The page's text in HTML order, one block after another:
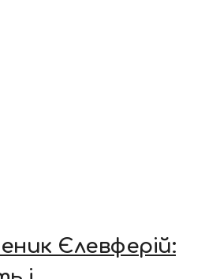
Єлевферій: